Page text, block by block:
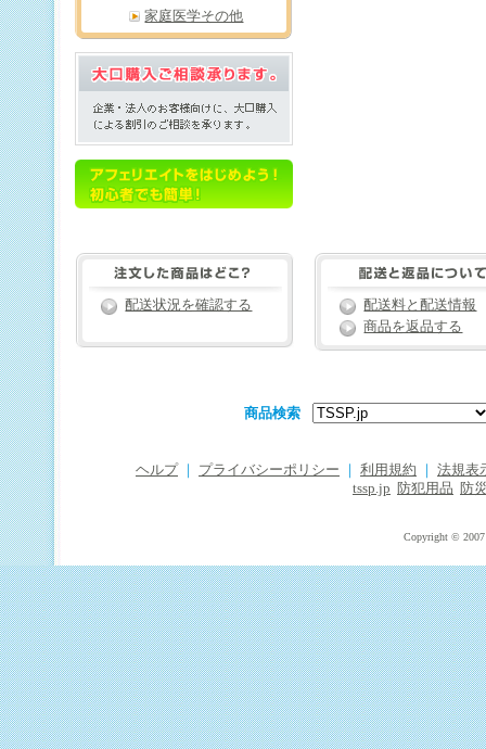
家庭医学その他
配送状況を確認する
配送料と配送情報
商品を返品する
商品検索
ヘルプ プライバシーポリシー 利用規約
法規表
tssp.jp
防犯用品 防
Copyright © 2007